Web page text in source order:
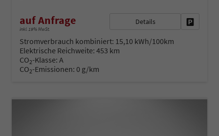
auf Anfrage
inkl. 19% MwSt.
Details
Stromverbrauch kombiniert: 15,10 kWh/100km
Elektrische Reichweite: 453 km
CO2-Klasse: A
CO2-Emissionen: 0 g/km